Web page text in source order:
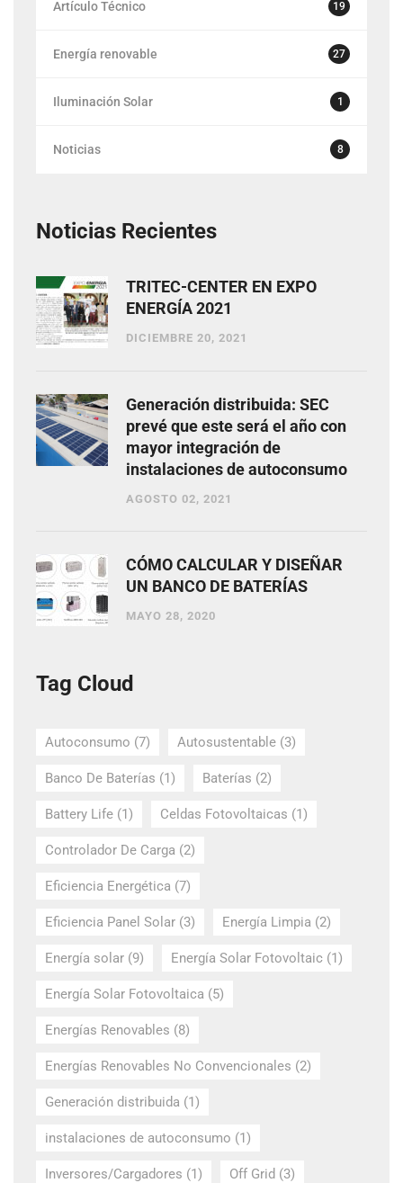
Artículo Técnico 19
Energía renovable 27
Iluminación Solar 1
Noticias 8
Noticias Recientes
TRITEC-CENTER EN EXPO
ENERGÍA 2021
DICIEMBRE 20, 2021
Generación distribuida: SEC
prevé que este será el año con
mayor integración de
instalaciones de autoconsumo
AGOSTO 02, 2021
CÓMO CALCULAR Y DISEÑAR
UN BANCO DE BATERÍAS
MAYO 28, 2020
Tag Cloud
Autoconsumo (7) Autosustentable (3)
Banco De Baterías (1) Baterías (2)
Battery Life (1) Celdas Fotovoltaicas (1)
Controlador De Carga (2)
Eficiencia Energética (7)
Eficiencia Panel Solar (3) Energía Limpia (2)
Energía solar (9) Energía Solar Fotovoltaic (1)
Energía Solar Fotovoltaica (5)
Energías Renovables (8)
Energías Renovables No Convencionales (2)
Generación distribuida (1)
instalaciones de autoconsumo (1)
Inversores/Cargadores (1) Off Grid (3)